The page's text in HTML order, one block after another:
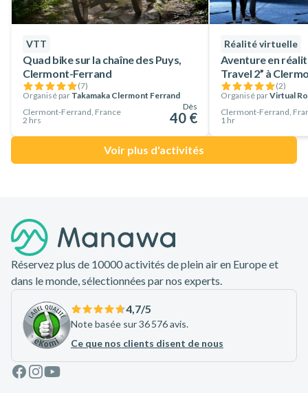
VTT
Quad bike sur la chaîne des Puys,
Clermont-Ferrand
(7)
Organisé par Takamaka Clermont Ferrand
Clermont-Ferrand, France
2 hrs
Dès
40 €
Réalité virtuelle
Aventure en
Travel 2” à
(2)
Organisé parVirtual
Clermont-Ferrand,
1 hr
Voir plus d'activités
Réservez plus de 10000 activités de plein air en Europe et
dans le monde, sélectionnées par nos experts.
4,7/5
Note basée sur 36 576 avis.
Ce que nos clients disent de nous
Facebook
Instagram
Youtube